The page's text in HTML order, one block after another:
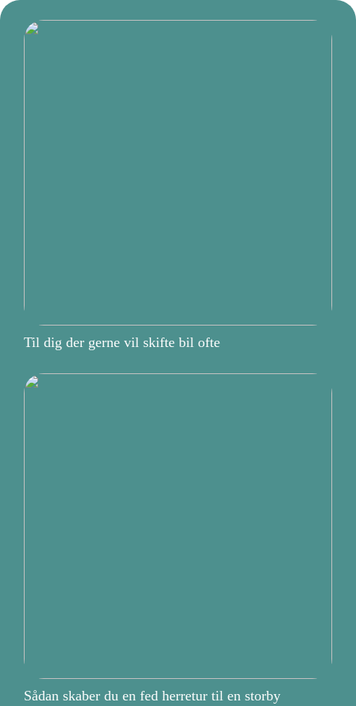
Til dig der gerne vil skifte bil ofte
Sådan skaber du en fed herretur til en storby